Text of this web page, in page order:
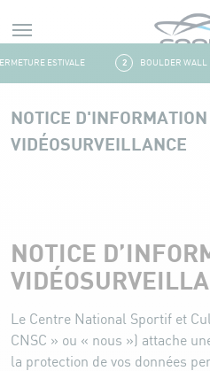
ESTIVALE 2 BOULDER WALL
NOTICE
VIDÉOSURVEILLANCE
NOTICE
Le Centre National Sportif et
CNSC » ou « nous ») attache
la protection de vos données